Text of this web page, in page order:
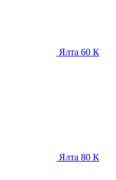
Ялта 60 К
Ялта 80 К